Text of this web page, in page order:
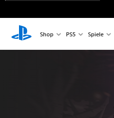
Shop PS5 Spiele